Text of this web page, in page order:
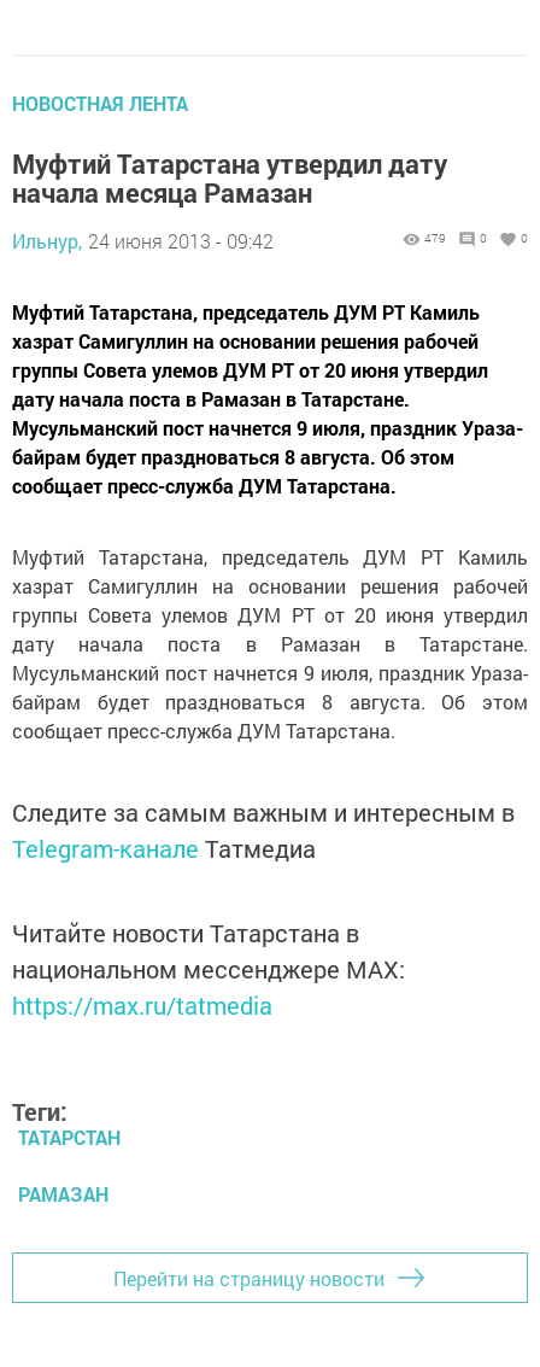
НОВОСТНАЯ ЛЕНТА
Муфтий Татарстана утвердил дату
начала месяца Рамазан
Ильнур, 24 июня 2013 - 09:42 479 0 0
Муфтий Татарстана, председатель ДУМ РТ Камиль
хазрат Самигуллин на основании решения рабочей
группы Совета улемов ДУМ РТ от 20 июня утвердил
дату начала поста в Рамазан в Татарстане.
Мусульманский пост начнется 9 июля, праздник Ураза-
байрам будет праздноваться 8 августа. Об этом
сообщает пресс-служба ДУМ Татарстана.
Муфтий Татарстана, председатель ДУМ РТ Камиль
хазрат Самигуллин на основании решения рабочей
группы Совета улемов ДУМ РТ от 20 июня утвердил
дату начала поста в Рамазан в Татарстане.
Мусульманский пост начнется 9 июля, праздник Ураза-
байрам будет праздноваться 8 августа. Об этом
сообщает пресс-служба ДУМ Татарстана.
Следите за самым важным и интересным в
Telegram-канале Татмедиа
Читайте новости Татарстана в
национальном мессенджере MАХ:
https://max.ru/tatmedia
Теги:
ТАТАРСТАН
РАМАЗАН
Перейти на страницу новости